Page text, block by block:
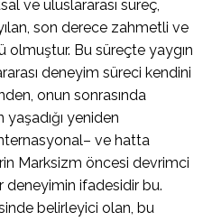
ve uluslararası süreç,
son derece zahmetli ve
olmuştur. Bu süreçte yaygın
deneyim süreci kendini
onun sonrasında
yaşadığı yeniden
ve hatta
Marksizm öncesi devrimci
deneyimin ifadesidir bu.
belirleyici olan, bu